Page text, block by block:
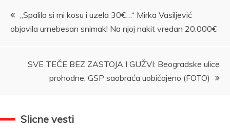
Kretanje
članka
„Spalila si mi kosu i uzela 30€…“ Mirka Vasiljević
objavila urnebesan snimak! Na njoj nakit vredan 20.000€
SVE TEČE BEZ ZASTOJA I GUŽVI: Beogradske ulice
prohodne, GSP saobraća uobičajeno (FOTO)
Slicne vesti